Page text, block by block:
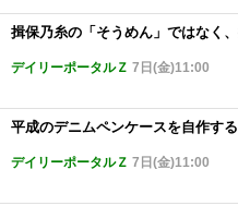
揖保乃糸の「そうめん」ではなく
デイリーポータルＺ 7日(金)11:00
平成のデニムペンケースを自作する
デイリーポータルＺ 7日(金)11:00